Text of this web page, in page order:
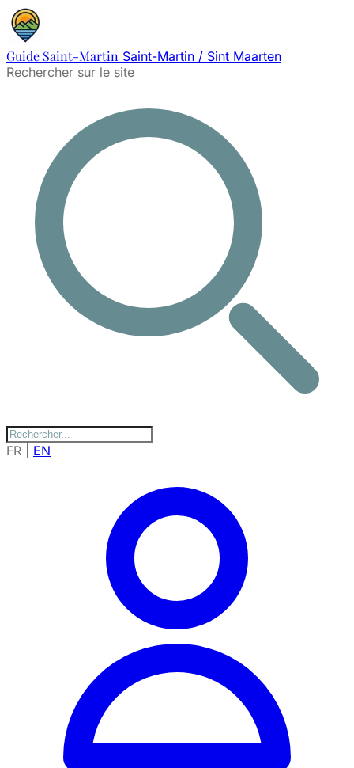
Guide Saint-Martin Saint-Martin / Sint Maarten
Rechercher sur le site
FR EN